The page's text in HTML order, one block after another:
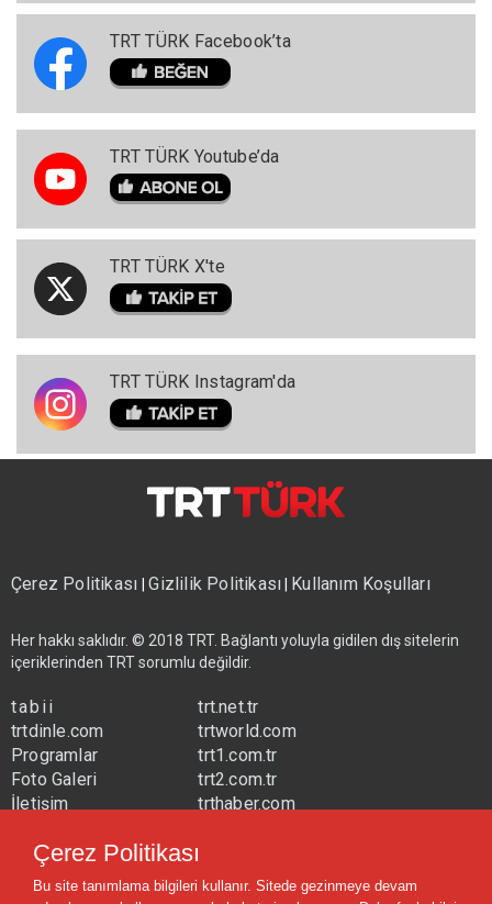
TRT TÜRK Facebook’ta
TRT TÜRK Youtube’da
TRT TÜRK X'te
TRT TÜRK Instagram'da
Çerez Politikası|Gizlilik Politikası| Kullanım Koşulları
Her hakkı saklıdır. © 2018 TRT. Bağlantı yoluyla gidilen dış sitelerin
içeriklerinden TRT sorumlu değildir.
tabii
trtdinle.com
Programlar
Foto Galeri
İletişim
trt.net.tr
trtworld.com
trt1.com.tr
trt2.com.tr
trthaber.com
trtavaz.com.tr
trtmuzik.net.tr
Çerez Politikası
Bu site tanımlama bilgileri kullanır. Sitede gezinmeye devam